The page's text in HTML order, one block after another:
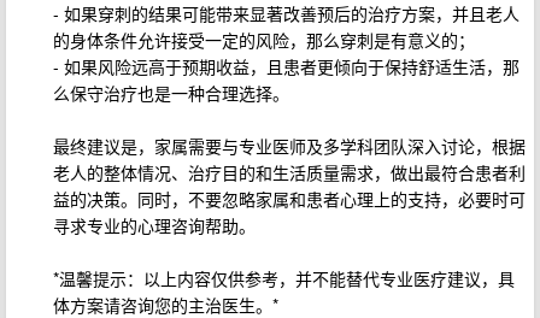
- 如果穿刺的结果可能带来显著改善预后的治疗方案，并且老人
的身体条件允许接受一定的风险，那么穿刺是有意义的；
- 如果风险远高于预期收益，且患者更倾向于保持舒适生活，那
么保守治疗也是一种合理选择。
最终建议是，家属需要与专业医师及多学科团队深入讨论，根据
老人的整体情况、治疗目的和生活质量需求，做出最符合患者利
益的决策。同时，不要忽略家属和患者心理上的支持，必要时可
寻求专业的心理咨询帮助。
*温馨提示：以上内容仅供参考，并不能替代专业医疗建议，具
体方案请咨询您的主治医生。*